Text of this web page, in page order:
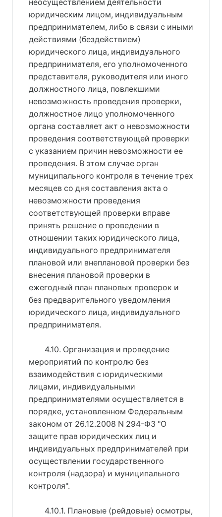
неосуществлением деятельности
юридическим лицом, индивидуальным
предпринимателем, либо в связи с иными
действиями (бездействием)
юридического лица, индивидуального
предпринимателя, его уполномоченного
представителя, руководителя или иного
должностного лица, повлекшими
невозможность проведения проверки,
должностное лицо уполномоченного
органа составляет акт о невозможности
проведения соответствующей проверки
с указанием причин невозможности ее
проведения. В этом случае орган
муниципального контроля в течение трех
месяцев со дня составления акта о
невозможности проведения
соответствующей проверки вправе
принять решение о проведении в
отношении таких юридического лица,
индивидуального предпринимателя
плановой или внеплановой проверки без
внесения плановой проверки в
ежегодный план плановых проверок и
без предварительного уведомления
юридического лица, индивидуального
предпринимателя.
4.10. Организация и проведение
мероприятий по контролю без
взаимодействия с юридическими
лицами, индивидуальными
предпринимателями осуществляется в
порядке, установленном Федеральным
законом от 26.12.2008 N 294-ФЗ "О
защите прав юридических лиц и
индивидуальных предпринимателей при
осуществлении государственного
контроля (надзора) и муниципального
контроля".
4.10.1. Плановые (рейдовые) осмотры,